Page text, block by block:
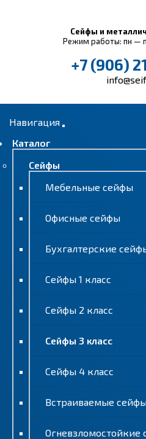
Сейфы и
Режим работы: пн —
+7 (906)
Навигация
Каталог
Сейфы
Мебельные сейфы
Офисные сейфы
Бухгалтерские
Сейфы 1 класс
Сейфы 2 класс
Сейфы 3 класс
Сейфы 4 класс
Встраиваемые
Огневзломостойкие